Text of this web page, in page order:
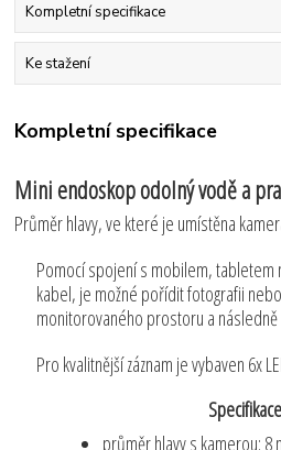
Kompletní specifikace
Ke stažení
Kompletní specifikace
Mini endoskop odolný vodě a
Průměr hlavy, ve které je umístěna
Pomocí spojení s mobilem,
kabel, je možné pořídit fotografii
monitorovaného prostoru a následně
Pro kvalitnější záznam je vybaven 6x
průměr hlavy s kamerou: 8